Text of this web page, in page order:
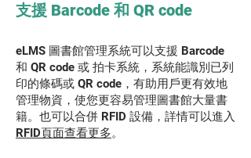
支援 Barcode 和 QR code
eLMS 圖書館管理系統可以支援 Barcode
和 QR code 或 拍卡系統，系統能識別已列
印的條碼或 QR code，有助用戶更有效地
管理物資，使您更容易管理圖書館大量書
籍。也可以合併 RFID 設備，詳情可以進入
RFID頁面查看更多。